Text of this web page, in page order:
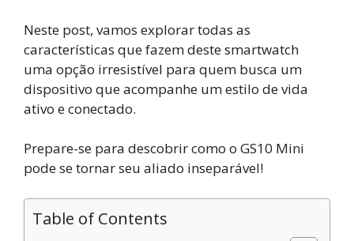
Neste post, vamos explorar todas as
características que fazem deste smartwatch
uma opção irresistível para quem busca um
dispositivo que acompanhe um estilo de vida
ativo e conectado.
Prepare-se para descobrir como o GS10 Mini
pode se tornar seu aliado inseparável!
Table of Contents